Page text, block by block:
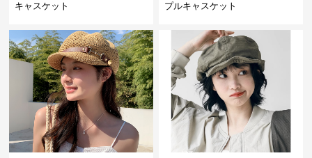
キャスケット
プルキャスケット